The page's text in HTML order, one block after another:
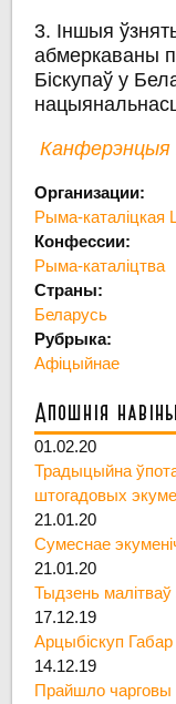
3. Іншыя
абмеркаваны
Біскупаў у
Канферэнцыя
Организации:
Рыма-каталіцкая
Конфессии:
Рыма-каталіцтва
Страны:
Беларусь
Рубрыка:
Афіцыйнае
Апошнія навіны
01.02.20
Традыцыйна
штогадовых
21.01.20
Сумеснае
21.01.20
Тыдзень малітваў
17.12.19
Арцыбіскуп Габар
14.12.19
Прайшло чарговы